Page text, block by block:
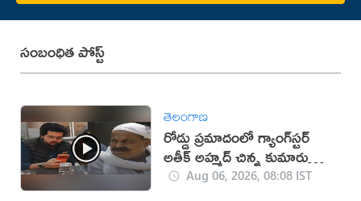
సంబంధిత పోస్ట్
తెలంగాణ
రోడ్డు ప్రమాదంలో గ్యాంగ్‌స్టర్‌
అతీక్ అహ్మద్ చిన్న కుమారుడు
మృతి!Aug 06, 2026, 08:08 IST